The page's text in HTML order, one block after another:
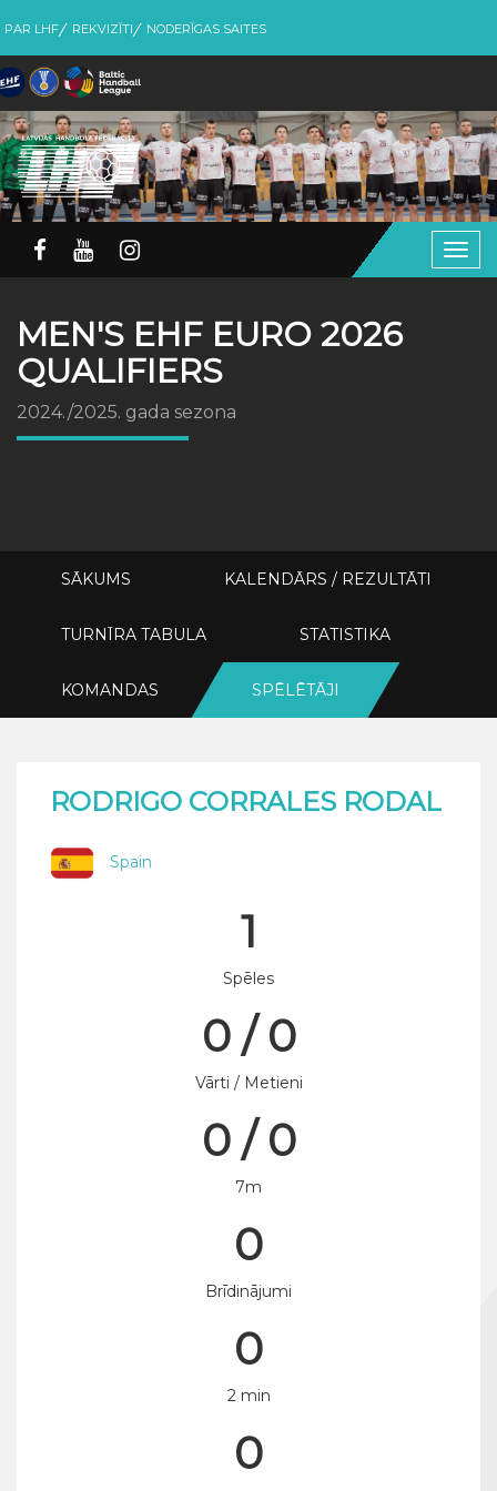
PAR LHF REKVIZĪTI NODERĪGAS SAITES
MEN'S EHF EURO 2026
QUALIFIERS
2024./2025. gada sezona
SĀKUMS KALENDĀRS / REZULTĀTI
TURNĪRA TABULA STATISTIKA
KOMANDAS SPĒLĒTĀJI
RODRIGO CORRALES RODAL
Spain
1
Spēles
0 / 0
Vārti / Metieni
0 / 0
7m
0
Brīdinājumi
0
2 min
0